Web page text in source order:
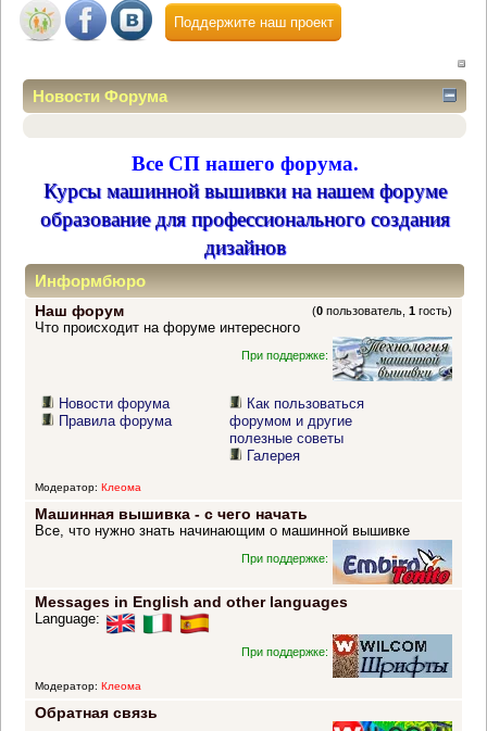
Поддержите наш проект
Новости Форума
Все СП нашего форума.
Курсы машинной вышивки на нашем форуме
образование для профессионального создания
дизайнов
Информбюро
Наш форум (0 пользователь,1 гость)
Что происходит на форуме интересного
При поддержке:
Новости форума
Правила форума
Как пользоваться
форумом и другие
полезные советы
Галерея
Модератор: Клеома
Машинная вышивка - с чего начать
Все, что нужно знать начинающим о машинной вышивке
При поддержке:
Messages in English and other languages
Language:
При поддержке:
Модератор: Клеома
Обратная связь